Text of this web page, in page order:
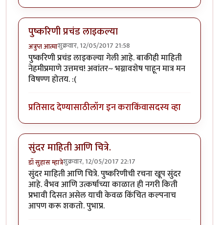
पुष्करिणी प्रचंड लाइकल्या
अत्रुप्त आत्माशुक्रवार, 12/05/2017 21:58
पुष्करिणी प्रचंड लाइकल्या गेली आहे. बाकीही माहिती
नेहमीप्रमाणे उत्तमच! अवांतर~ भग्नावशेष पाहून मात्र मन
विषण्ण होतय. :(
प्रतिसाद देण्यासाठीलॉग इन कराकिंवासदस्य व्हा
सुंदर माहिती आणि चित्रे.
डॉ सुहास म्हात्रेशुक्रवार, 12/05/2017 22:17
सुंदर माहिती आणि चित्रे. पुष्करिणीची रचना खूप सुंदर
आहे. वैभव आणि उत्कर्षाच्या काळात ही नगरी किती
प्रभावी दिसत असेल याची केवळ किंचित कल्पनाच
आपण करू शकतो. पुभाप्र.